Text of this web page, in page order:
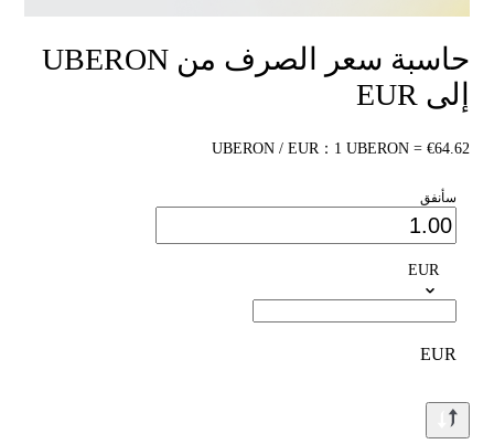
حاسبة سعر الصرف من UBERON
إلى EUR
UBERON / EUR：1 UBERON = €64.62
سأنفق
EUR
EUR